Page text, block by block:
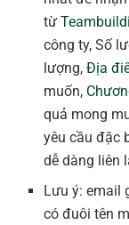
từ
công ty, Số
lượng,Địa
muốn,
quả mong
yêu cầu đặc
dễ dàng liên
Lưu ý: email
có đuôi tên